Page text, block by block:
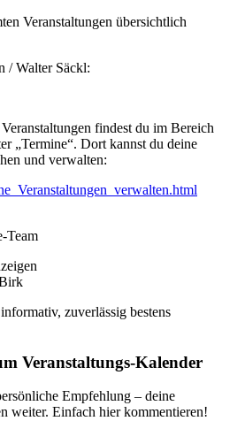
Veranstaltungen übersichtlich
/Walter Säckl:
findest du im Bereich
„Termine“. Dort kannst du deine
und verwalten:
Team
zuverlässig bestens
Veranstaltungs-Kalender
Empfehlung – deine
weiter. Einfach hier kommentieren!